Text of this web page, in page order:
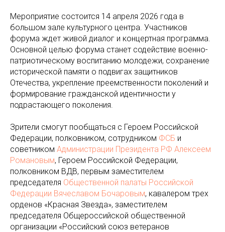
Мероприятие состоится 14 апреля 2026 года в
большом зале культурного центра. Участников
форума ждет живой диалог и концертная программа.
Основной целью форума станет содействие военно-
патриотическому воспитанию молодежи, сохранение
исторической памяти о подвигах защитников
Отечества, укрепление преемственности поколений и
формирование гражданской идентичности у
подрастающего поколения.
Зрители смогут пообщаться с Героем Российской
Федерации, полковником, сотрудником ФСБ и
советником Администрации Президента РФ Алексеем
Романовым, Героем Российской Федерации,
полковником ВДВ, первым заместителем
председателя Общественной палаты Российской
Федерации Вячеславом Бочаровым, кавалером трех
орденов «Красная Звезда», заместителем
председателя Общероссийской общественной
организации «Российский союз ветеранов